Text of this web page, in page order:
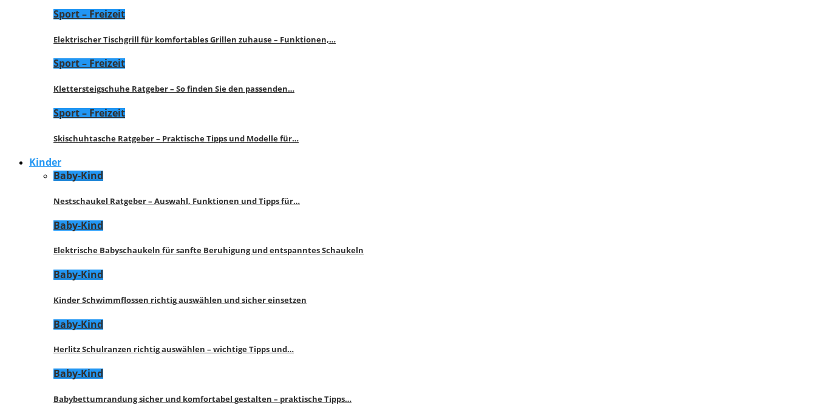
Sport – Freizeit
Elektrischer Tischgrill für komfortables Grillen zuhause – Funktionen,…
Sport – Freizeit
Klettersteigschuhe Ratgeber – So finden Sie den passenden…
Sport – Freizeit
Skischuhtasche Ratgeber – Praktische Tipps und Modelle für…
Kinder
Baby-Kind
Nestschaukel Ratgeber – Auswahl, Funktionen und Tipps für…
Baby-Kind
Elektrische Babyschaukeln für sanfte Beruhigung und entspanntes Schaukeln
Baby-Kind
Kinder Schwimmflossen richtig auswählen und sicher einsetzen
Baby-Kind
Herlitz Schulranzen richtig auswählen – wichtige Tipps und…
Baby-Kind
Babybettumrandung sicher und komfortabel gestalten – praktische Tipps…